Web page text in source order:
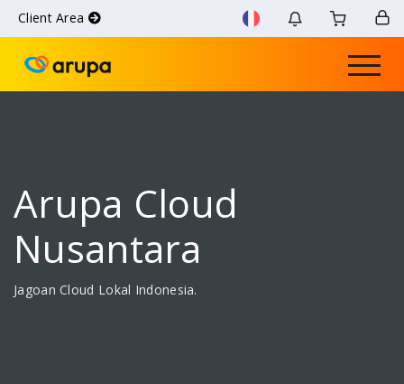
Client Area
Arupa Cloud
Nusantara
Jagoan Cloud Lokal Indonesia.